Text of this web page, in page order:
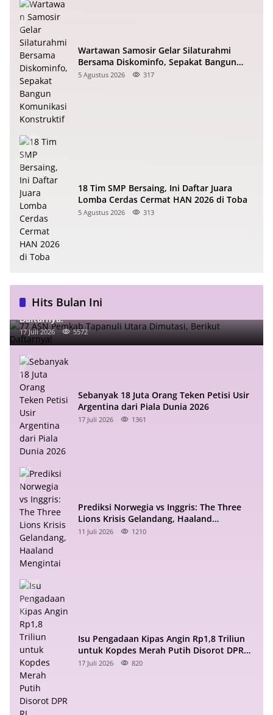
Wartawan Samosir Gelar Silaturahmi
Bersama Diskominfo, Sepakat Bangun
Komunikasi Konstruktif
5 Agustus 2026 317
18 Tim SMP Bersaing, Ini Daftar Juara
Lomba Cerdas Cermat HAN 2026 di Toba
5 Agustus 2026 313
Hits Bulan Ini
77 ASN Pemkab Tapanuli Utara Dimutasi, Berikut
Daftarnya!
17 Juli 2026 5572
Sebanyak 18 Juta Orang Teken Petisi Usir
Argentina dari Piala Dunia 2026
17 Juli 2026 1361
Prediksi Norwegia vs Inggris: The Three
Lions Krisis Gelandang, Haaland
Mengintai
11 Juli 2026 1210
Isu Pengadaan Kipas Angin Rp1,8 Triliun
untuk Kopdes Merah Putih Disorot DPR
RI
17 Juli 2026 820